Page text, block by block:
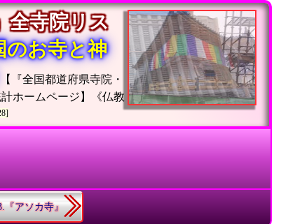
全寺院リス
のお寺と神
【『全国都道府県寺院・
ホームページ】《仏教
『アソカ寺』